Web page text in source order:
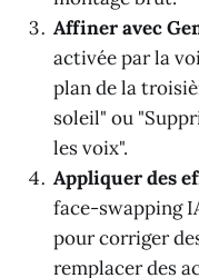
Affiner avec
activée par la
plan de la
soleil" ou
les voix".
Appliquer des
face-swapping
pour corriger
remplacer des